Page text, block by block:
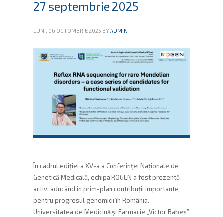
27 septembrie 2025
LUNI, 06 OCTOMBRIE 2025 BYADMIN
În cadrul ediției a XV-a a Conferinței Naționale de
Genetică Medicală, echipa ROGEN a fost prezentă
activ, aducând în prim-plan contribuții importante
pentru progresul genomicii în România.
Universitatea de Medicină și Farmacie „Victor Babeș”